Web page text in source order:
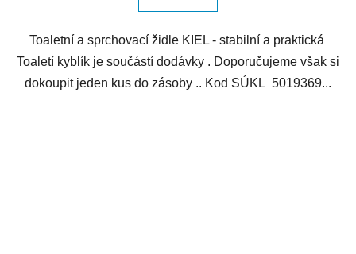
Toaletní a sprchovací židle KIEL - stabilní a praktická
Toaletí kyblík je součástí dodávky . Doporučujeme však si
dokoupit jeden kus do zásoby .. Kod SÚKL 5019369...